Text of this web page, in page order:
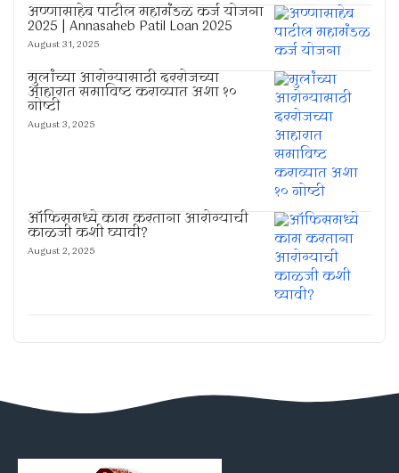
अण्णासाहेब पाटील महामंडळ कर्ज योजना
2025 | Annasaheb Patil Loan 2025
August 31, 2025
मुलांच्या आरोग्यासाठी दररोजच्या
आहारात समाविष्ट कराव्यात अशा १०
गोष्टी
August 3, 2025
ऑफिसमध्ये काम करताना आरोग्याची
काळजी कशी घ्यावी?
August 2, 2025